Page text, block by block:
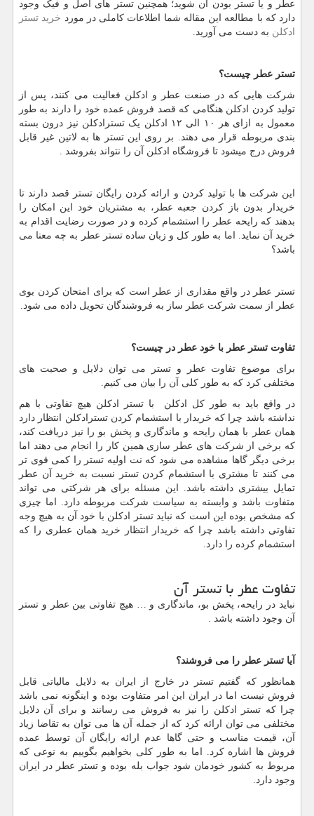
عطر و یا تستر بودن آن شوید؛ همچنین تستر های اصل و فیک وجود
دارد که با مطالعه این مقاله شما اطلاعات کاملی در مورد خرید تستر
ادکلن به دست می آورید.
تستر عطر چیست؟
شرکت هایی که در صنعت عطر و ادکلن فعالیت می کنند، پس از
تولید کردن ادکلن هنگامی که قصد فروش عمده خود را دارند به طور
معمول به ازای هر ۱۰ الی ۱۲ ادکلن یک تسترادکلن نیز درون بسته
بندی مربوطه قرار می دهند. بر روی این تستر ها به لاتین غیر قابل
فروش درج میشود تا فروشگاه ادکلن آن را نتواند بفروشد .
این شرکت ها با تولید کردن و ارائه کردن رایگان تستر قصد دارند تا
خریدار بدون باز کردن جعبه عطر، به مشتریان خود این امکان را
بدهند که رایحه عطر را استشمام کرده و در صورت رضایت اقدام به
خرید آن نماید. اما به طور کل و زبان ساده تستر عطر به چه معنا می
باشد؟
تستر عطر در واقع مقداری از عطر است که برای امتحان کردن بوی
عطر از سمت شرکت عطر ساز به فروشندگان تحویل داده می شود.
تفاوت تستر عطر با خود عطر در چیست؟
برای موضوع تفاوت عطر و تستر می توان دلایل و صحبت های
مختلفی کرد که به طور کلی آن را بیان می کنیم.
در واقع باید به طور کل ادکلن با تستر ادکلن هیچ تفاوتی با هم
نداشته باشد چرا که خریدار با استشمام کردن تسترادکلن انتظار دارد
همان عطر با همان رایحه و ماندگاری و پخش بو را نیز دریافت کند،
که برخی از شرکت های عطر سازی همین کار را انجام می دهند اما
برخی دیگر گاها مشاهده می شود که نت اولیه تستر را کمی قوی تر
می کنند تا مشتری با استشمام کردن تستر نسبت به خرید آن عطر
تمایل بیشتری داشته باشد. این مسئله برای هر شرکتی می تواند
متفاوت باشد و وابسته به سیاست شرکت مربوطه دارد. اما چیزی
که مشخص بوده این است که نباید تستر ادکلن با خود آن به هیچ وجه
تفاوتی داشته باشد چرا که خریدار انتظار خرید همان عطری را که
استشمام کرده را دارد.
تفاوت عطر با تستر آن
نباید در رایحه، پخش بو، ماندگاری و … هیچ تفاوتی بین عطر و تستر
آن وجود داشته باشد .
آیا تستر عطر را می فروشند؟
همانظور که گفتیم تستر در خارج از ایران به دلایل مالیاتی قابل
فروش نیست اما در ایران این امر متفاوت بوده و اینگونه نمی باشد
چرا که تستر ادکلن را نیز به فروش می رسانند و برای آن دلایل
مختلفی می توان ارائه کرد که از جمله آن ها می توان به تقاضا زیاد
آن، قیمت مناسب و حتی گاها عدم ارائه رایگان آن توسط عمده
فروش ها اشاره کرد. اما به طور کلی بخواهیم بگوییم به نوعی که
مربوط به کشور خودمان شود جواب بله بوده و تستر عطر در ایران
وجود دارد.